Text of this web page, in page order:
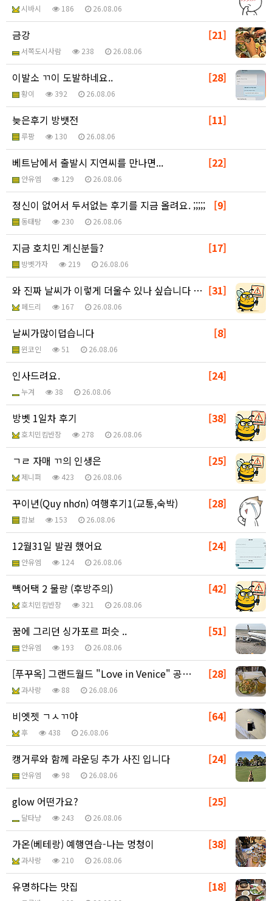
시바시 186 26.08.06
[21]
금강
서쪽도시사람 238 26.08.06
[28]
이발소 ㄲ이 도발하네요..
황이 392 26.08.06
[11]
늦은후기 방뱃전
루팡 130 26.08.06
[22]
베트남에서 출발시 지연씨를 만나면...
안유엠 129 26.08.06
[9]
정신이 없어서 두서없는 후기를 지금 올려요. ;;;;;
동태탕 230 26.08.06
[17]
지금 호치민 계신분들?
방벳가자 219 26.08.06
[31]
와 진짜 날씨가 이렇게 더울수 있나 싶습니다 ㅋㅋㅋㅋㅋ
페드리 167 26.08.06
[8]
날씨가많이덥습니다
윈코인 51 26.08.06
[24]
인사드려요.
누겨 38 26.08.06
[38]
방벳 1일차 후기
호치민킴반장 278 26.08.06
[25]
ㄱㄹ 자매 ㄲ의 인생은
제니퍼 423 26.08.06
[28]
꾸이년(Quy nhơn) 여행후기1(교통,숙박)
깜보 153 26.08.06
[24]
12월31일 발권 했어요
안유엠 124 26.08.06
[42]
빽어택 2 물량 (후방주의)
호치민킴반장 321 26.08.06
[51]
꿈에 그리던 싱가포르 퍼슷 ..
안유엠 193 26.08.06
[28]
[푸꾸옥] 그랜드월드 "Love in Venice" 공…
과사랑 88 26.08.06
[64]
비엣젯 ㄱㅅㄲ야
후 438 26.08.06
[24]
캥거루와 함께 라운딩 추가 사진 입니다
안유엠 98 26.08.06
[25]
glow 어떤가요?
달타냥 243 26.08.06
[38]
가온(베테랑) 예행연습-나는 멍청이
과사랑 210 26.08.06
[18]
유명하다는 맛집